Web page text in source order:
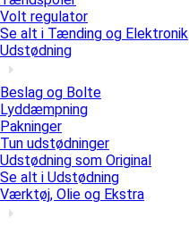
Volt regulator
Se alt i Tænding og Elektronik
Udstødning
Beslag og Bolte
Lyddæmpning
Pakninger
Tun udstødninger
Udstødning som Original
Se alt i Udstødning
Værktøj, Olie og Ekstra